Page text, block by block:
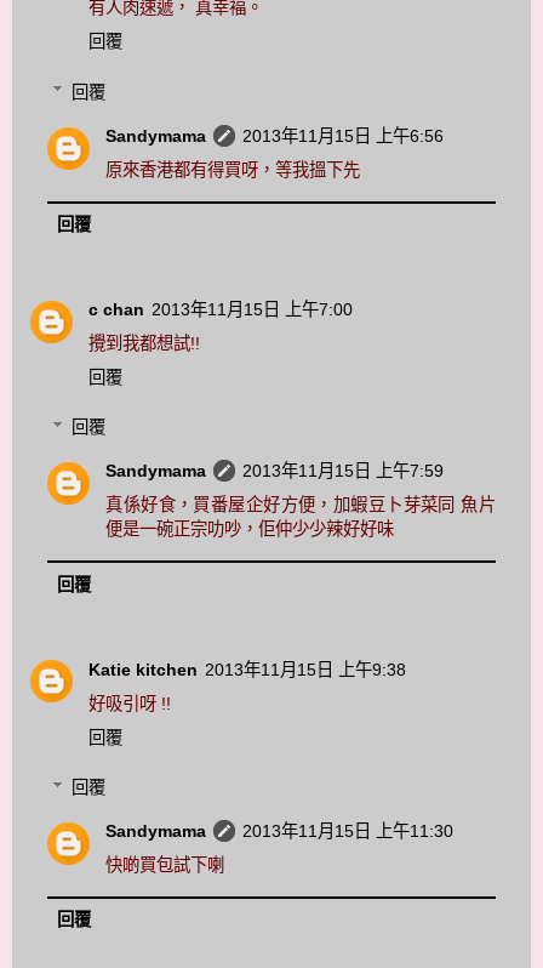
有人肉速遞， 真幸褔。
回覆
回覆
Sandymama
2013年11月15日 上午6:56
原來香港都有得買呀，等我搵下先
回覆
c chan 2013年11月15日 上午7:00
攪到我都想試!!
回覆
回覆
Sandymama
2013年11月15日 上午7:59
真係好食，買番屋企好方便，加蝦豆卜芽菜同 魚片
便是一碗正宗叻吵，佢仲少少辣好好味
回覆
Katie kitchen 2013年11月15日 上午9:38
好吸引呀 !!
回覆
回覆
Sandymama
2013年11月15日 上午11:30
快啲買包試下喇
回覆